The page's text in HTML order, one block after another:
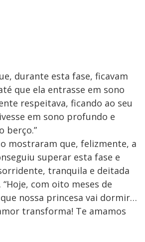
durante esta fase, ficavam
que ela entrasse em sono
respeitava, ficando ao seu
em sono profundo e
berço.”
mostraram que, felizmente, a
superar esta fase e
tranquila e deitada
com oito meses de
nossa princesa vai dormir…
transforma! Te amamos